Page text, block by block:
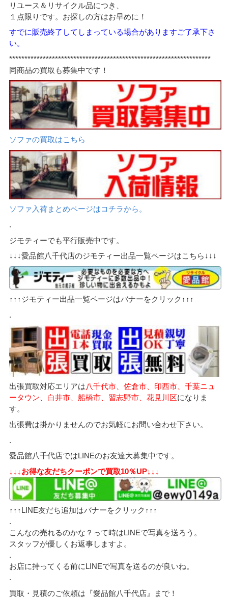
リユース＆リサイクル品につき、
１点限りです。お探しの方はお早めに！
すでに販売終了してしまっている場合がありますご了承下さ
い。
******************************************************************
同商品の買取も募集中です！
ソファの買取はこちら
ソファ入荷まとめページはコチラから。
.
ジモティーでも平行販売中です。
↓↓↓愛品館八千代店のジモティー出品一覧ページはこちら↓↓↓
↑↑↑ジモティー出品一覧ページはバナーをクリック↑↑↑
.
出張買取対応エリアは八千代市、佐倉市、印西市、千葉ニュ
ータウン、白井市、船橋市、習志野市、花見川区になりま
す。
出張費は掛かりませんのでお気軽にお問い合わせ下さい。
.
愛品館八千代店ではLINEのお友達大募集中です。
↓↓↓お得な友だちクーポンで買取10％UP↓↓↓
↑↑↑LINE友だち追加はバナーをクリック↑↑↑
.
こんなの売れるのかな？って時はLINEで写真を送ろう。
スタッフが優しくお返事しますよ。
.
お店に持ってくる前にLINEで写真を送るのが良いね。
.
買取・見積のご依頼は『愛品館八千代店』まで！